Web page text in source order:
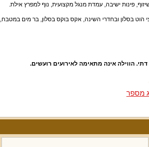
פינות ישיבה, עמדת מנגל מקצועית, נוף למפרץ אילת.
הוט בסלון ובחדרי השינה, אקס בוקס בסלון, בר מים במטבח,
. הווילה אינה מתאימה לאירועים רועשים.
מספר